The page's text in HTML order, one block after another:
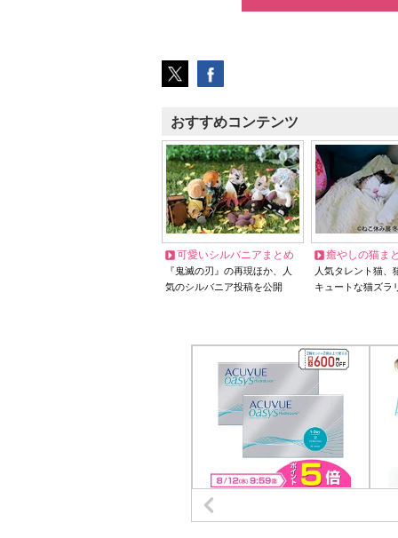
おすすめコンテンツ
可愛いシルバニアまとめ
『鬼滅の刃』の再現ほか、人
気のシルバニア投稿を公開
癒やしの猫ま
人気タレント猫
キュートな猫ズラ